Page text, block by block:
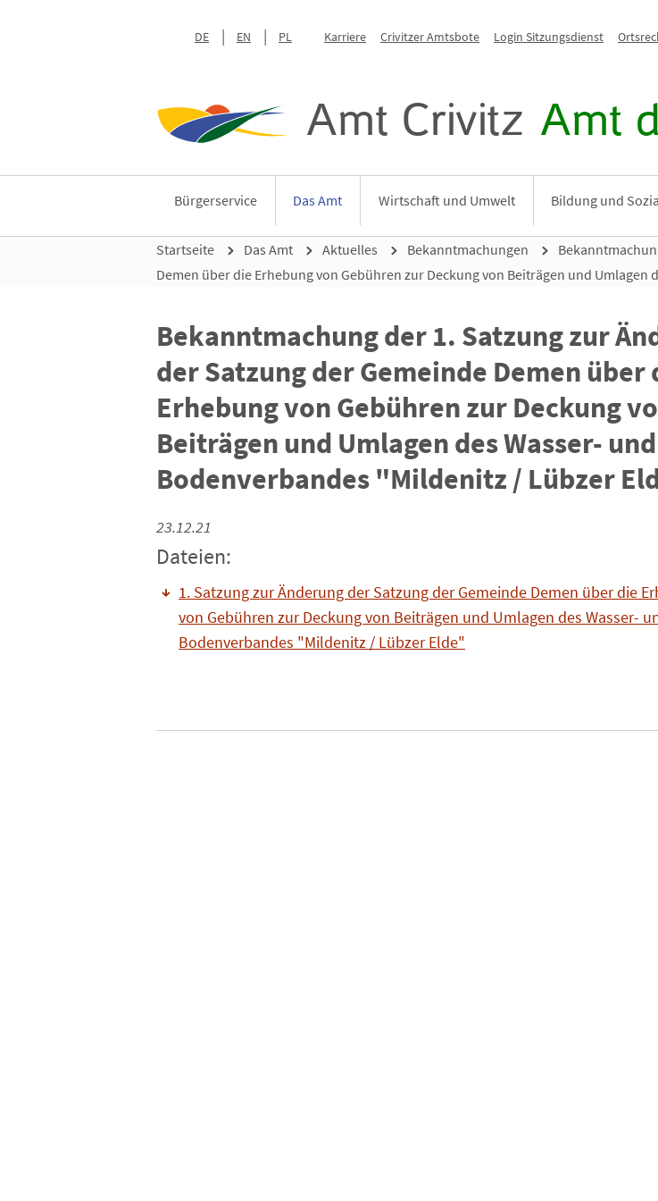
DE EN PL Karriere Crivitzer Amtsbote Login Sitzungsdienst
Amt Crivitz Amt
Bürgerservice Das Amt Wirtschaft und Umwelt Bildung und
Startseite Das Amt Aktuelles Bekanntmachungen
Demen über die Erhebung von Gebühren zur Deckung von Beiträgen und
Bekanntmachung der 1. Satzung zur
der Satzung der Gemeinde Demen über
Erhebung von Gebühren zur Deckung
Beiträgen und Umlagen des Wasser- und
Bodenverbandes "Mildenitz / Lübzer
23.12.21
Dateien:
1. Satzung zur Änderung der Satzung der Gemeinde Demen über die
von Gebühren zur Deckung von Beiträgen und Umlagen des Wasser-
Bodenverbandes "Mildenitz / Lübzer Elde"